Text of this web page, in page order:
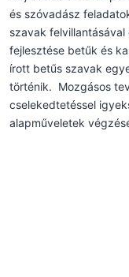
és szóvadász
szavak
fejlesztése betűk és
írott betűs szavak
történik. Mozgásos
cselekedtetéssel
alapműveletek